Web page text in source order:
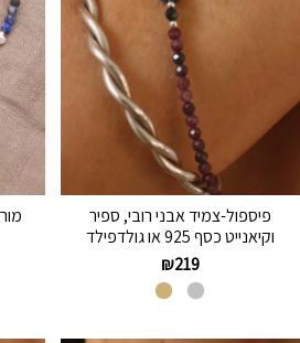
פיספול-צמיד אבני רובי, ספיר
וקיאנייט כסף 925 או גולדפילד
₪219